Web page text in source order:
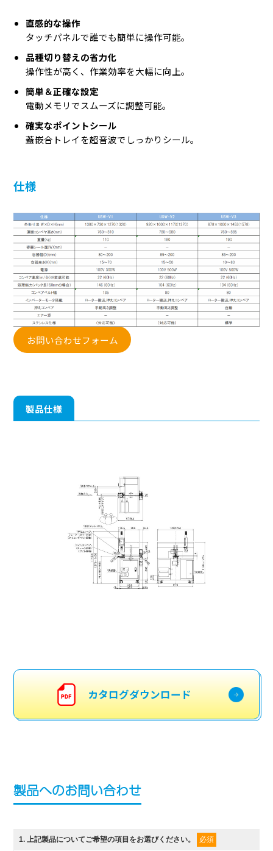
直感的な操作
タッチパネルで誰でも簡単に操作可能。
品種切り替えの省力化
操作性が高く、作業効率を大幅に向上。
簡単＆正確な設定
電動メモリでスムーズに調整可能。
確実なポイントシール
蓋嵌合トレイを超音波でしっかりシール。
仕様
お問い合わせフォーム
製品仕様
カタログダウンロード
製品へのお問い合わせ
1. 上記製品についてご希望の項目をお選びください。 必須